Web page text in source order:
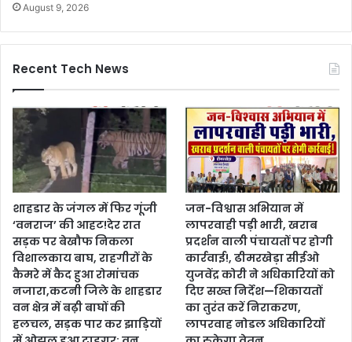
August 9, 2026
Recent Tech News
शाहडार के जंगल में फिर गूंजी
‘वनराज’ की आहट!देर रात
सड़क पर बेखौफ निकला
विशालकाय बाघ, राहगीरों के
कैमरे में कैद हुआ रोमांचक
नजारा,कटनी जिले के शाहडार
वन क्षेत्र में बढ़ी बाघों की
हलचल, सड़क पार कर झाड़ियों
जन-विश्वास अभियान में
लापरवाही पड़ी भारी, खराब
प्रदर्शन वाली पंचायतों पर होगी
कार्रवाई!, ढीमरखेड़ा सीईओ
युजवेंद्र कोरी ने अधिकारियों को
दिए सख्त निर्देश—शिकायतों
का तुरंत करें निराकरण,
लापरवाह नोडल अधिकारियों